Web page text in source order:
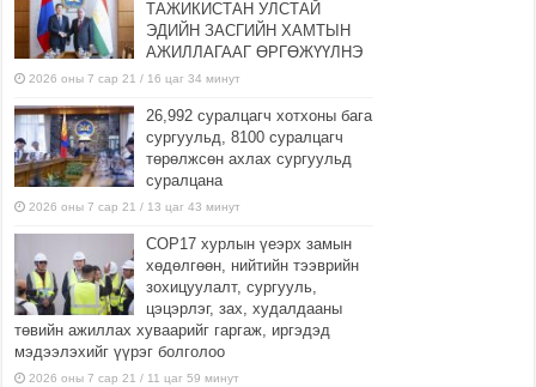
ТАЖИКИСТАН УЛСТАЙ
ЭДИЙН ЗАСГИЙН ХАМТЫН
АЖИЛЛАГААГ ӨРГӨЖҮҮЛНЭ
2026 оны 7 сар 21 / 16 цаг 34 минут
26,992 суралцагч хотхоны бага
сургуульд, 8100 суралцагч
төрөлжсөн ахлах сургуульд
суралцана
2026 оны 7 сар 21 / 13 цаг 43 минут
COP17 хурлын үеэрх замын
хөдөлгөөн, нийтийн тээврийн
зохицуулалт, сургууль,
цэцэрлэг, зах, худалдааны
төвийн ажиллах хуваарийг гаргаж, иргэдэд
мэдээлэхийг үүрэг болголоо
2026 оны 7 сар 21 / 11 цаг 59 минут